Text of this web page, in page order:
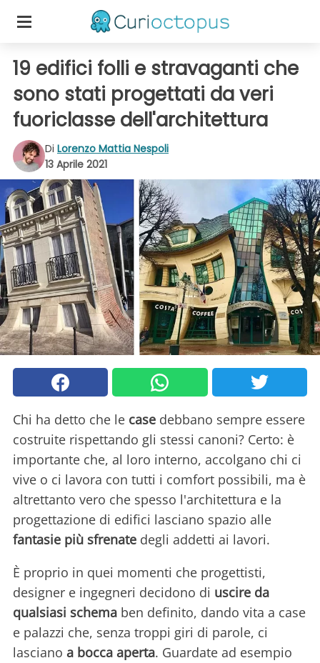
19 edifici folli e stravaganti che
sono stati progettati da veri
fuoriclasse dell'architettura
Di Lorenzo Mattia Nespoli
13 Aprile 2021
Chi ha detto che le case debbano sempre essere
costruite rispettando gli stessi canoni? Certo: è
importante che, al loro interno, accolgano chi ci
vive o ci lavora con tutti i comfort possibili, ma è
altrettanto vero che spesso l'architettura e la
progettazione di edifici lasciano spazio alle
fantasie più sfrenate degli addetti ai lavori.
È proprio in quei momenti che progettisti,
designer e ingegneri decidono di uscire da
qualsiasi schema ben definito, dando vita a case
e palazzi che, senza troppi giri di parole, ci
lasciano a bocca aperta. Guardate ad esempio